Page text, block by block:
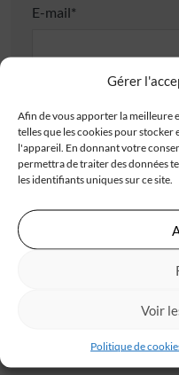
Gérer
Afin de vous apporter la meilleure
telles que les cookies pour
l'appareil. En donnant votre
permettra de traiter des données
les identifiants uniques sur ce site.
Voir
Politique de
E-mail*
Code postal*
J'accepte de